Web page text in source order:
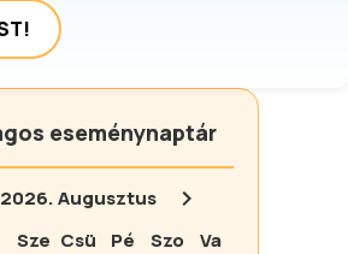
eseménynaptár
2026.Augusztus
Sze Csü Pé Szo
Va